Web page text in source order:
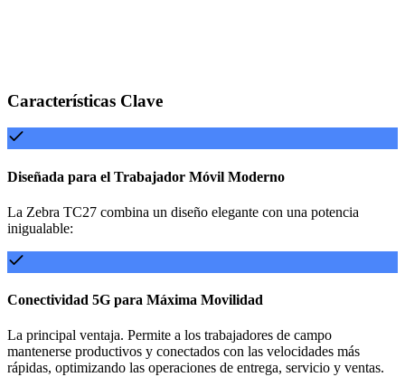
Características Clave
Diseñada para el Trabajador Móvil Moderno
La Zebra TC27 combina un diseño elegante con una potencia
inigualable:
Conectividad 5G para Máxima Movilidad
La principal ventaja. Permite a los trabajadores de campo
mantenerse productivos y conectados con las velocidades más
rápidas, optimizando las operaciones de entrega, servicio y ventas.